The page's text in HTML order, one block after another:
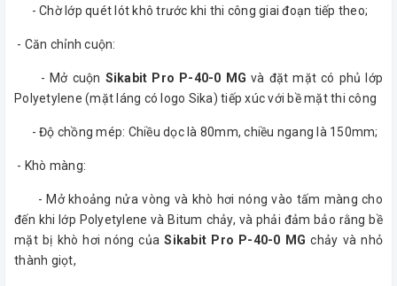
- Chờ lớp quét lót khô trước khi thi công giai đoạn tiếp theo;
- Căn chỉnh cuộn:
- Mở cuộn Sikabit Pro P-40-0 MG và đặt mặt có phủ lớp
Polyetylene (mặt láng có logo Sika) tiếp xúc với bề mặt thi công
- Độ chồng mép: Chiều dọc là 80mm, chiều ngang là 150mm;
- Khò màng:
- Mở khoảng nửa vòng và khò hơi nóng vào tấm màng cho
đến khi lớp Polyetylene và Bitum chảy, và phải đảm bảo rằng bề
mặt bị khò hơi nóng củaSikabit Pro P-40-0 MG chảy và nhỏ
thành giọt,